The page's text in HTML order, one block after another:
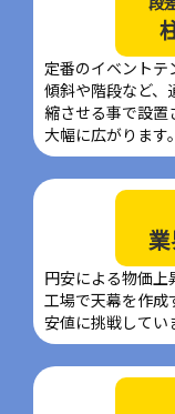
定番のイベントテ
傾斜や階段など、
縮させる事で設置
大幅に広がります。
円安による物価上
工場で天幕を作成
安値に挑戦してい